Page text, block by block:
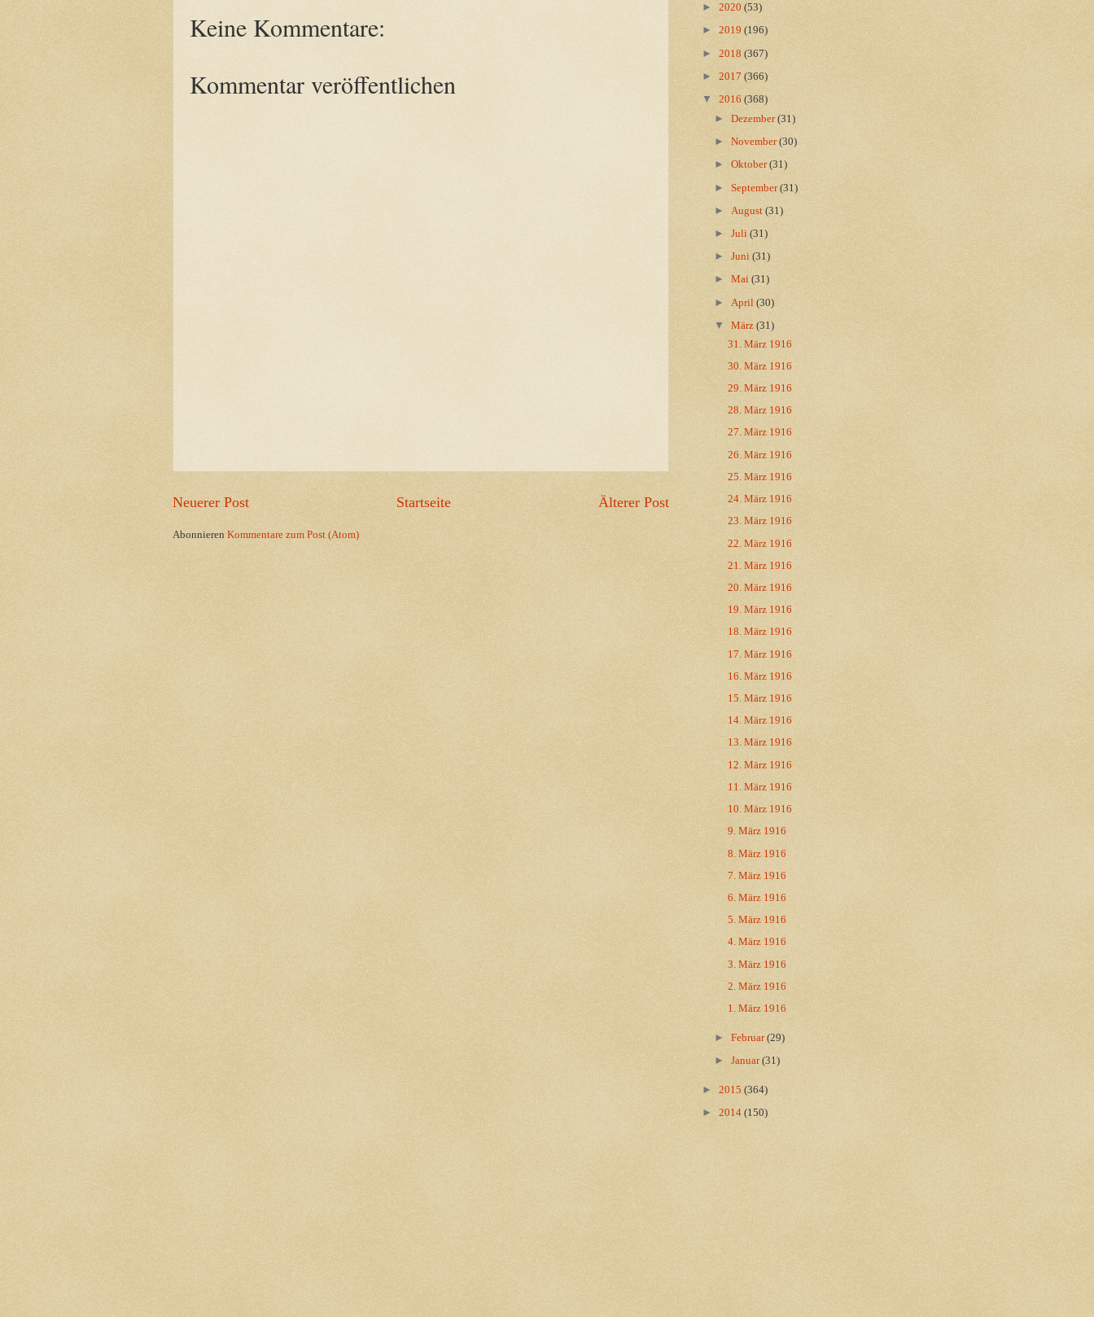
Keine Kommentare:
Kommentar veröffentlichen
Neuerer Post Älterer Post
Startseite
Abonnieren Kommentare zum Post (Atom)
► 2020 (53)
► 2019 (196)
► 2018 (367)
► 2017 (366)
▼ 2016 (368)
►Dezember(31)
►November(30)
►Oktober(31)
►September(31)
► August(31)
►Juli(31)
►Juni(31)
►Mai(31)
► April(30)
▼März(31)
31. März 1916
30. März 1916
29. März 1916
28. März 1916
27. März 1916
26. März 1916
25. März 1916
24. März 1916
23. März 1916
22. März 1916
21. März 1916
20. März 1916
19. März 1916
18. März 1916
17. März 1916
16. März 1916
15. März 1916
14. März 1916
13. März 1916
12. März 1916
11. März 1916
10. März 1916
9. März 1916
8. März 1916
7. März 1916
6. März 1916
5. März 1916
4. März 1916
3. März 1916
2. März 1916
1. März 1916
►Februar(29)
►Januar(31)
► 2015 (364)
► 2014 (150)